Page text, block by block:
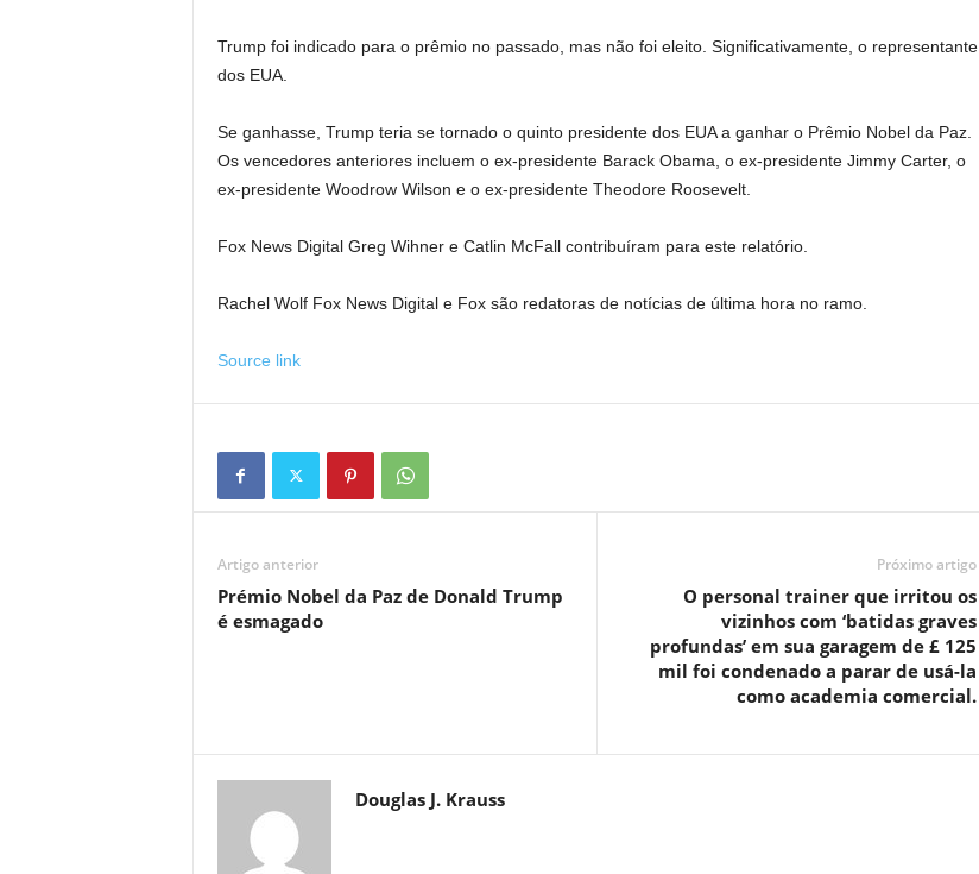
Trump foi indicado para o prêmio no passado, mas não foi eleito. Significativamente, o representante
dos EUA.
Se ganhasse, Trump teria se tornado o quinto presidente dos EUA a ganhar o Prêmio Nobel da Paz.
Os vencedores anteriores incluem o ex-presidente Barack Obama, o ex-presidente Jimmy Carter, o
ex-presidente Woodrow Wilson e o ex-presidente Theodore Roosevelt.
Fox News Digital Greg Wihner e Catlin McFall contribuíram para este relatório.
Rachel Wolf Fox News Digital e Fox são redatoras de notícias de última hora no ramo.
Source link
Artigo anterior
Prémio Nobel da Paz de Donald Trump
é esmagado
Próximo artigo
O personal trainer que irritou os
vizinhos com ‘batidas graves
profundas’ em sua garagem de £ 125
mil foi condenado a parar de usá-la
como academia comercial.
Douglas J. Krauss